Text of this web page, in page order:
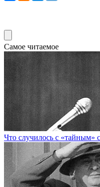
Самое читаемое
Что случилось с